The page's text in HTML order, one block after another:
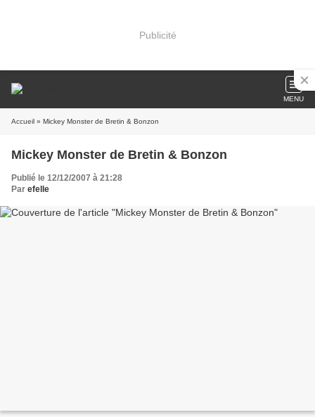
Publicité
MENU
Accueil » Mickey Monster de Bretin & Bonzon
Mickey Monster de Bretin & Bonzon
Publié le 12/12/2007 à 21:28
Par efelle